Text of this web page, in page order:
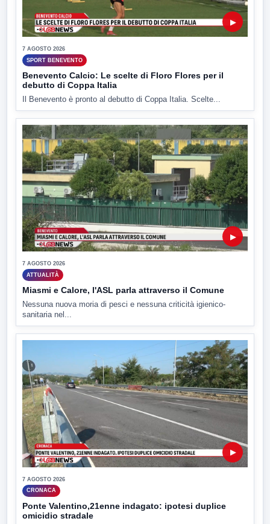
▶
7 AGOSTO 2026
SPORT BENEVENTO
Benevento Calcio: Le scelte di Floro Flores per il
debutto di Coppa Italia
Il Benevento è pronto al debutto di Coppa Italia. Scelte...
▶
7 AGOSTO 2026
ATTUALITÀ
Miasmi e Calore, l'ASL parla attraverso il Comune
Nessuna nuova moria di pesci e nessuna criticità igienico-
sanitaria nel...
▶
7 AGOSTO 2026
CRONACA
Ponte Valentino,21enne indagato: ipotesi duplice
omicidio stradale